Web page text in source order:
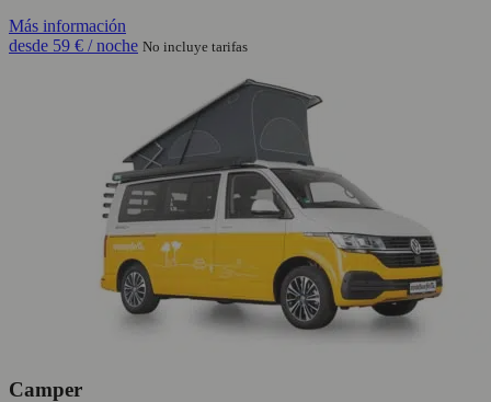
Más información
desde 59 € / noche No incluye tarifas
Camper